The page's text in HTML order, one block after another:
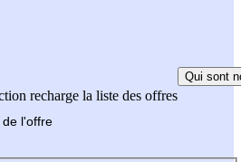
recharge la liste des offres
Qui sont
de l'offre